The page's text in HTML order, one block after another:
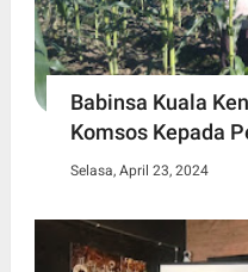
Babinsa Kuala
Komsos Kepada
Selasa, April 23, 2024